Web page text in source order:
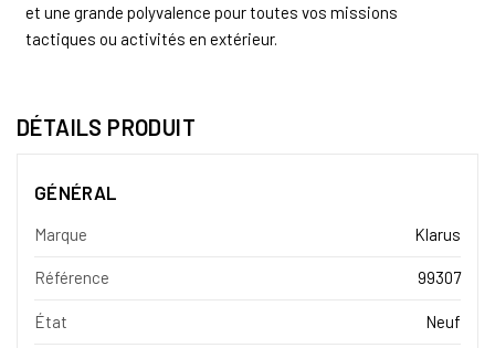
et une grande polyvalence pour toutes vos missions
tactiques ou activités en extérieur.
DÉTAILS PRODUIT
GÉNÉRAL
Marque Klarus
Référence 99307
État Neuf